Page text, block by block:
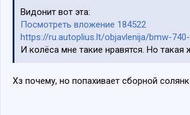
Видонит вот эта:
Посмотреть вложение 184522
https://ru.autoplius.lt/objavlenija/bmw-
И колёса мне такие нравятся. Но
Хз почему, но попахивает сборной